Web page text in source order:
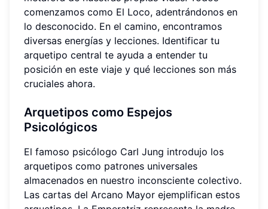
comenzamos como El Loco, adentrándonos en
lo desconocido. En el camino, encontramos
diversas energías y lecciones. Identificar tu
arquetipo central te ayuda a entender tu
posición en este viaje y qué lecciones son más
cruciales ahora.
Arquetipos como Espejos
Psicológicos
El famoso psicólogo Carl Jung introdujo los
arquetipos como patrones universales
almacenados en nuestro inconsciente colectivo.
Las cartas del Arcano Mayor ejemplifican estos